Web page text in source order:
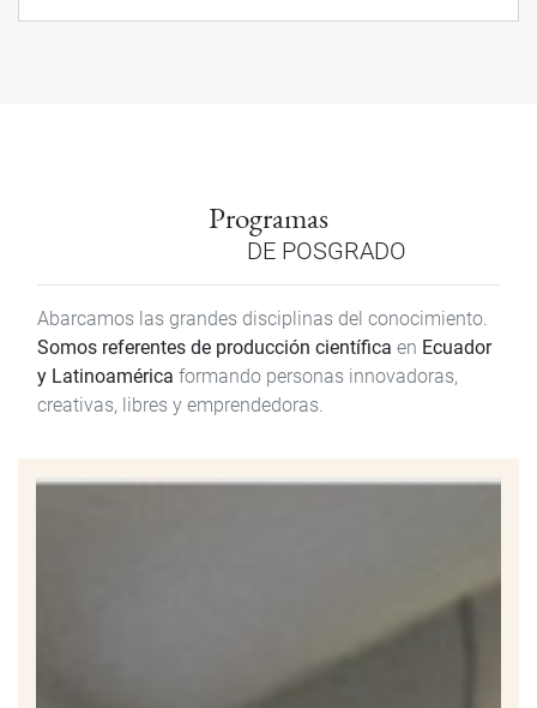
Programas
DE POSGRADO
Abarcamos las grandes disciplinas del conocimiento.
Somos referentes de producción científica en Ecuador
y Latinoamérica formando personas innovadoras,
creativas, libres y emprendedoras.